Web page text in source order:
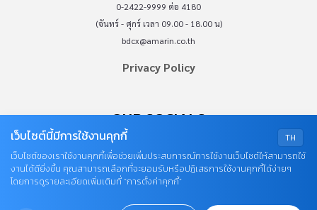
0-2422-9999 ต่อ 4180
(จันทร์ - ศุกร์ เวลา 09.00 - 18.00 น)
bdcx@amarin.co.th
Privacy Policy
OUR SOCIALS
TH
เว็บไซต์นี้มีการใช้งานคุกกี้
เว็บไซต์ของเราใช้งานคุกกี้เพื่อช่วยเพิ่มประสบการณ์การใช้งานเว็บไซต์ให้สามารถใช้
งานได้ดียิ่งขึ้น คุณสามารถเลือกที่จะยอมรับหรือปฏิเสธการใช้งานคุกกี้ได้ง่ายๆ
โดยการดูรายละเอียดเพิ่มเติมที่ “การตั้งค่าคุกกี้”